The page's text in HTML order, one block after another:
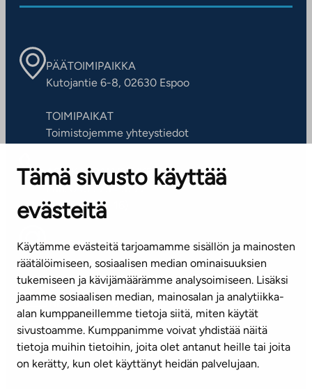
Tämä sivusto käyttää
evästeitä
Käytämme evästeitä tarjoamamme sisällön ja mainosten
räätälöimiseen, sosiaalisen median ominaisuuksien
tukemiseen ja kävijämäärämme analysoimiseen. Lisäksi
jaamme sosiaalisen median, mainosalan ja analytiikka-
alan kumppaneillemme tietoja siitä, miten käytät
sivustoamme. Kumppanimme voivat yhdistää näitä
tietoja muihin tietoihin, joita olet antanut heille tai joita
on kerätty, kun olet käyttänyt heidän palvelujaan.
PÄÄTOIMIPAIKKA
Kutojantie 6-8, 02630 Espoo
TOIMIPAIKAT
Toimistojemme yhteystiedot
ASIAKASPALVELUKESKUS
Puh. 045 7734 3777
(arkisin klo 8-16)
info@ta.fi
Tilaa uutiskirje
Mediapankki